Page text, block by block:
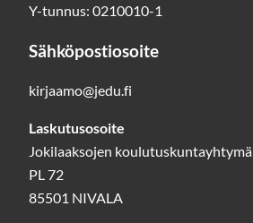
Y-tunnus: 0210010-1
Sähköpostiosoite
kirjaamo@jedu.fi
Laskutusosoite
Jokilaaksojen koulutuskuntayhtymä
PL 72
85501 NIVALA